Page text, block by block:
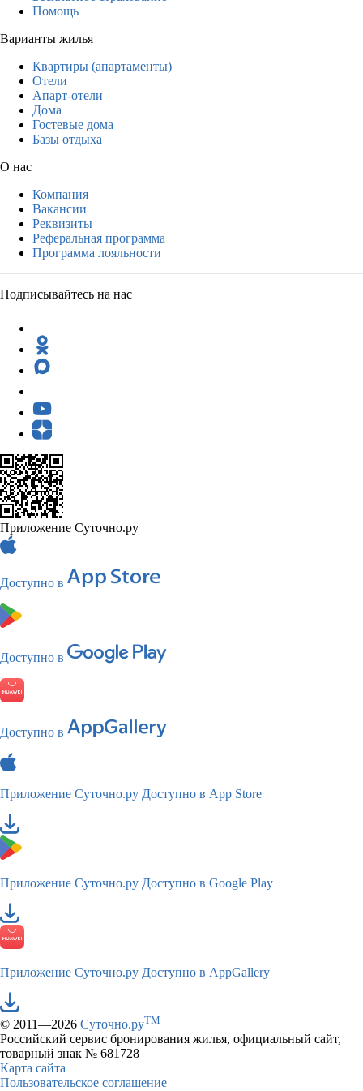
Помощь
Варианты жилья
Квартиры (апартаменты)
Отели
Апарт-отели
Дома
Гостевые дома
Базы отдыха
О нас
Компания
Вакансии
Реквизиты
Реферальная программа
Программа лояльности
Подписывайтесь на нас
Приложение Суточно.ру
Доступно в
Доступно в
Доступно в
Приложение Суточно.ру Доступно в App Store
Приложение Суточно.ру Доступно в Google Play
Приложение Суточно.ру Доступно в AppGallery
© 2011—2026 Суточно.руTM
Российский сервис бронирования жилья, официальный сайт,
товарный знак № 681728
Карта сайта
Пользовательское соглашение